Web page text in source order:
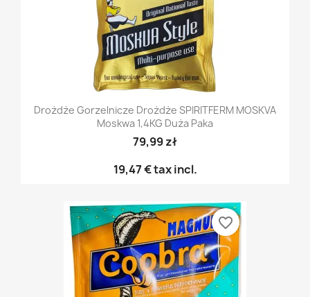
Drożdże Gorzelnicze Drożdże SPIRITFERM MOSKVA
Moskwa 1,4KG Duża Paka
79,99 zł
19,47 €tax incl.
favorite_border